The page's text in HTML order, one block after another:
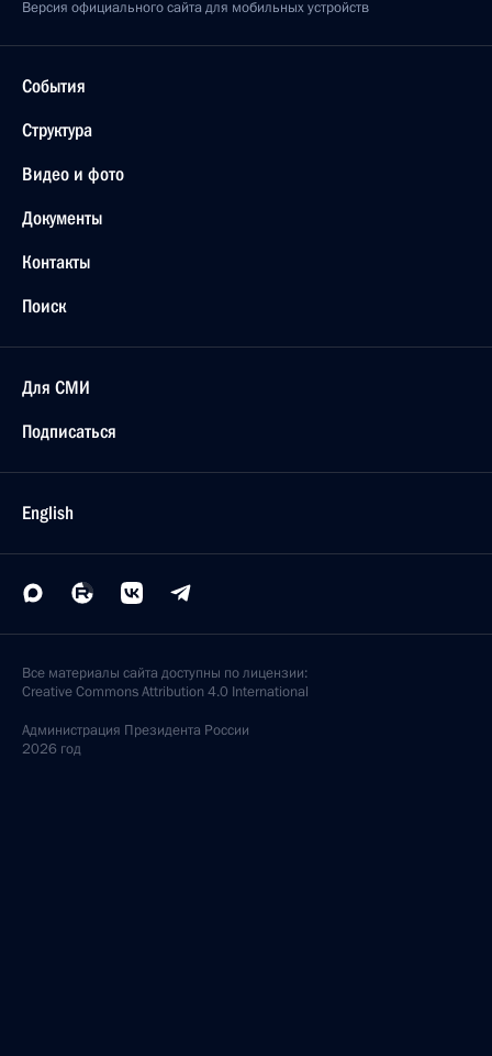
Версия официального сайта для мобильных устройств
События
Структура
Видео и фото
Документы
Контакты
Поиск
Для СМИ
Подписаться
English
Все материалы сайта доступны по лицензии:
Creative Commons Attribution 4.0 International
Администрация Президента России
2026 год